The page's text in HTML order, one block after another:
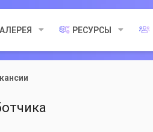
РЕСУРСЫ